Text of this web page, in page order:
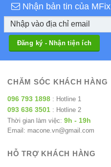
Nhận bản tin của MFix
CHĂM SÓC KHÁCH HÀNG
096 793 1898 : Hotline 1
093 636 3501 : Hotline 2
Thời gian làm việc: 9h - 19h
Email: macone.vn@gmail.com
HỖ TRỢ KHÁCH HÀNG